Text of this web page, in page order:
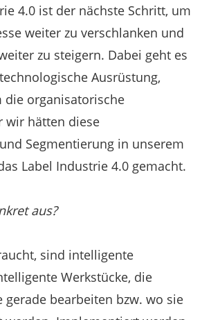
4.0 ist der nächste Schritt, um
weiter zu verschlanken und
zu steigern. Dabei geht es
Ausrüstung,
die organisatorische
wir hätten diese
Segmentierung in unserem
Label Industrie 4.0 gemacht.
aus?
sind intelligente
Werkstücke, die
gerade bearbeiten bzw. wo sie